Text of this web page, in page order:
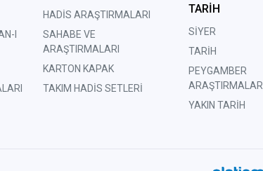
I
HADİS ARAŞTIRMALARI
SAHABE VE
ARAŞTIRMALARI
KARTON KAPAK
TAKIM HADİS SETLERİ
TARİH
SİYER
TARİH
PEYGAMBER
ARAŞTIRMALARI
YAKIN TARİH